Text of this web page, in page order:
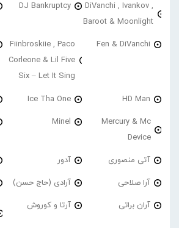
DiVanchi , Ivankov ,
Baroot & Moonlight
DJ Bankruptcy
Fen & DiVanchi
Fiinbroskiie , Paco
Corleone & Lil Five
Six – Let It Sing
HD Man
Ice Tha One
Mercury & Mc
Device
Minel
آتی منصوری آدور
آرا صلاحی آرادی (حاج حسن)
آران براتی آرتا و کوروش